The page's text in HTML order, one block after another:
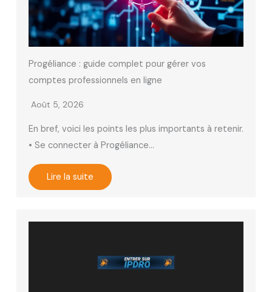
Progéliance : guide complet pour gérer vos
comptes professionnels en ligne
Août 5, 2026
En bref, voici les points les plus importants à retenir.
• Se connecter à Progéliance…
Lire la suite